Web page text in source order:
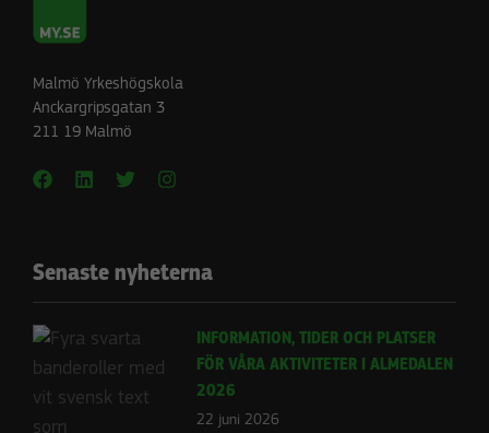
Malmö Yrkeshögskola
Anckargripsgatan 3
211 19 Malmö
Senaste nyheterna
INFORMATION, TIDER OCH PLATSER
FÖR VÅRA AKTIVITETER I ALMEDALEN
2026
22 juni 2026